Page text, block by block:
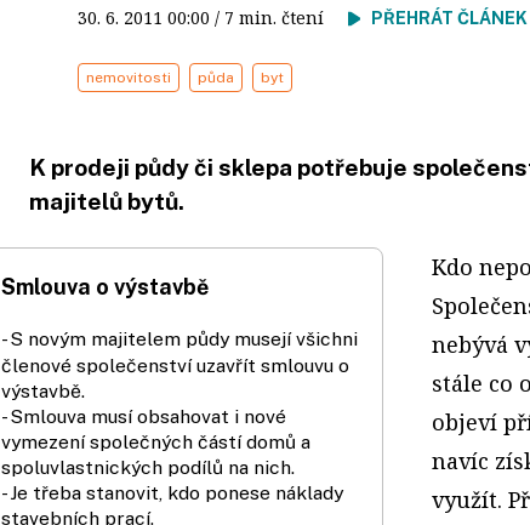
30. 6. 2011 00:00 / 7 min. čtení PŘEHRÁT ČLÁNEK
nemovitosti půda byt
K prodeji půdy či sklepa potřebuje
majitelů bytů.
Smlouva o výstavbě
- S novým majitelem půdy musejí všichni
členové společenství uzavřít smlouvu o
výstavbě.
- Smlouva musí obsahovat i nové
vymezení společných částí domů a
spoluvlastnických podílů na nich.
- Je třeba stanovit, kdo ponese náklady
stavebních prací.
Kdo
nebývá
stále co
objeví
navíc
využít.